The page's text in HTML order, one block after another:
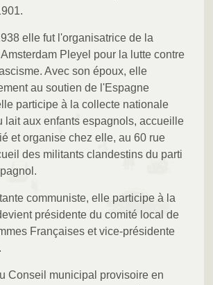
elle fut l'organisatrice de la
Pleyel pour la lutte contre
Avec son époux, elle
au soutien de l'Espagne
participe à la collecte nationale
lait aux enfants espagnols, accueille
et organise chez elle, au 60 rue
des militants clandestins du parti
communiste, elle participe à la
présidente du comité local de
Françaises et vice-présidente
Conseil municipal provisoire en